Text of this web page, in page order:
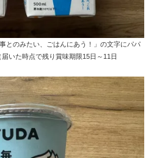
とのみたい、ごはんにあう！」の文字にパパ
いた時点で残り賞味期限15日～11日